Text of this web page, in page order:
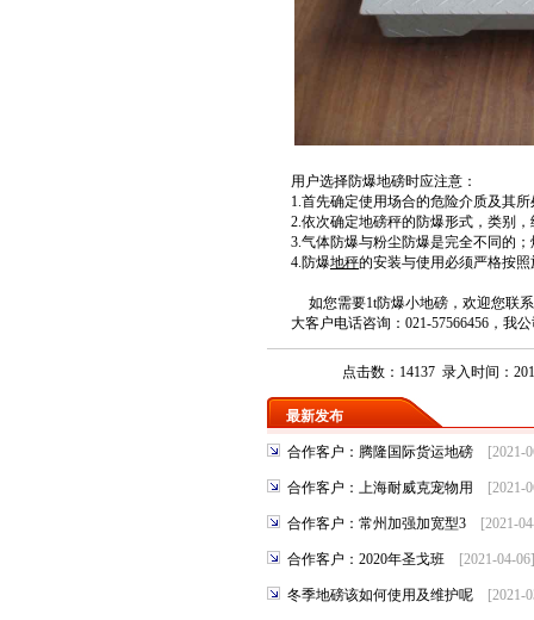
用户选择防爆地磅时应注意：
1.首先确定使用场合的危险介质及其
2.依次确定地磅秤的防爆形式，类别
3.气体防爆与粉尘防爆是完全不同的
4.防爆地秤的安装与使用必须严格按
如您需要1t防爆小地磅，欢迎您联
大客户电话咨询： 021-57566456，我
点击数：14137 录入时间：
最新发布
合作客户：腾隆国际货运地磅 [2021-
合作客户：上海耐威克宠物用 [2021-
合作客户：常州加强加宽型3 [2021-
合作客户：2020年圣戈班 [2021-04-
冬季地磅该如何使用及维护呢 [2021-